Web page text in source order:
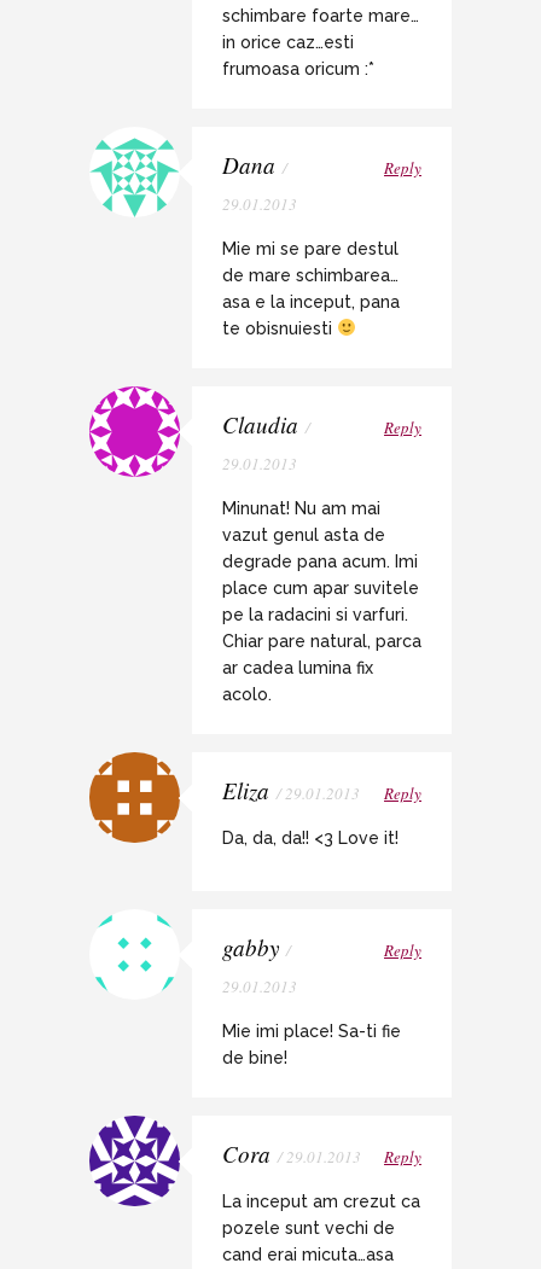
schimbare foarte mare…
in orice caz…esti
frumoasa oricum :*
Dana /
29.01.2013
Reply
Mie mi se pare destul
de mare schimbarea…
asa e la inceput, pana
te obisnuiesti
Claudia /
29.01.2013
Reply
Minunat! Nu am mai
vazut genul asta de
degrade pana acum. Imi
place cum apar suvitele
pe la radacini si varfuri.
Chiar pare natural, parca
ar cadea lumina fix
acolo.
Eliza / 29.01.2013 Reply
Da, da, da!! <3 Love it!
gabby /
29.01.2013
Reply
Mie imi place! Sa-ti fie
de bine!
Cora / 29.01.2013 Reply
La inceput am crezut ca
pozele sunt vechi de
cand erai micuta…asa